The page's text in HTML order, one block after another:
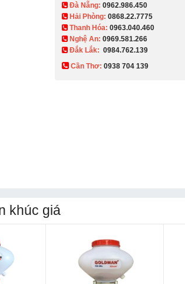
Đà Nẵng:0962.986.450
Hải Phòng:0868.22.7775
Thanh Hóa:0963.040.460
Nghệ An:0969.581.266
Đắk Lắk: 0984.762.139
Cần Thơ:0938 704 139​
khúc giá